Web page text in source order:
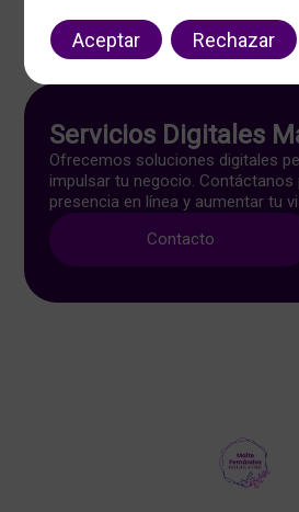
Servicios Digitales
Ofrecemos soluciones digitales
impulsar tu negocio.
presencia en línea y aumentar tu
Contacto
Aceptar Rechazar